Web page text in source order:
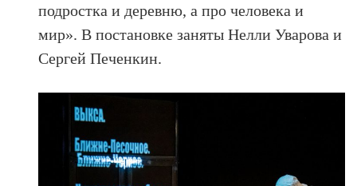
подростка и деревню, а про человека и
мир». В постановке заняты Нелли Уварова и
Сергей Печенкин.